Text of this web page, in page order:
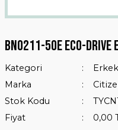
BN0211-50E ECO-DRIVE
Kategori
Marka
Stok Kodu
Fiyat
0,00